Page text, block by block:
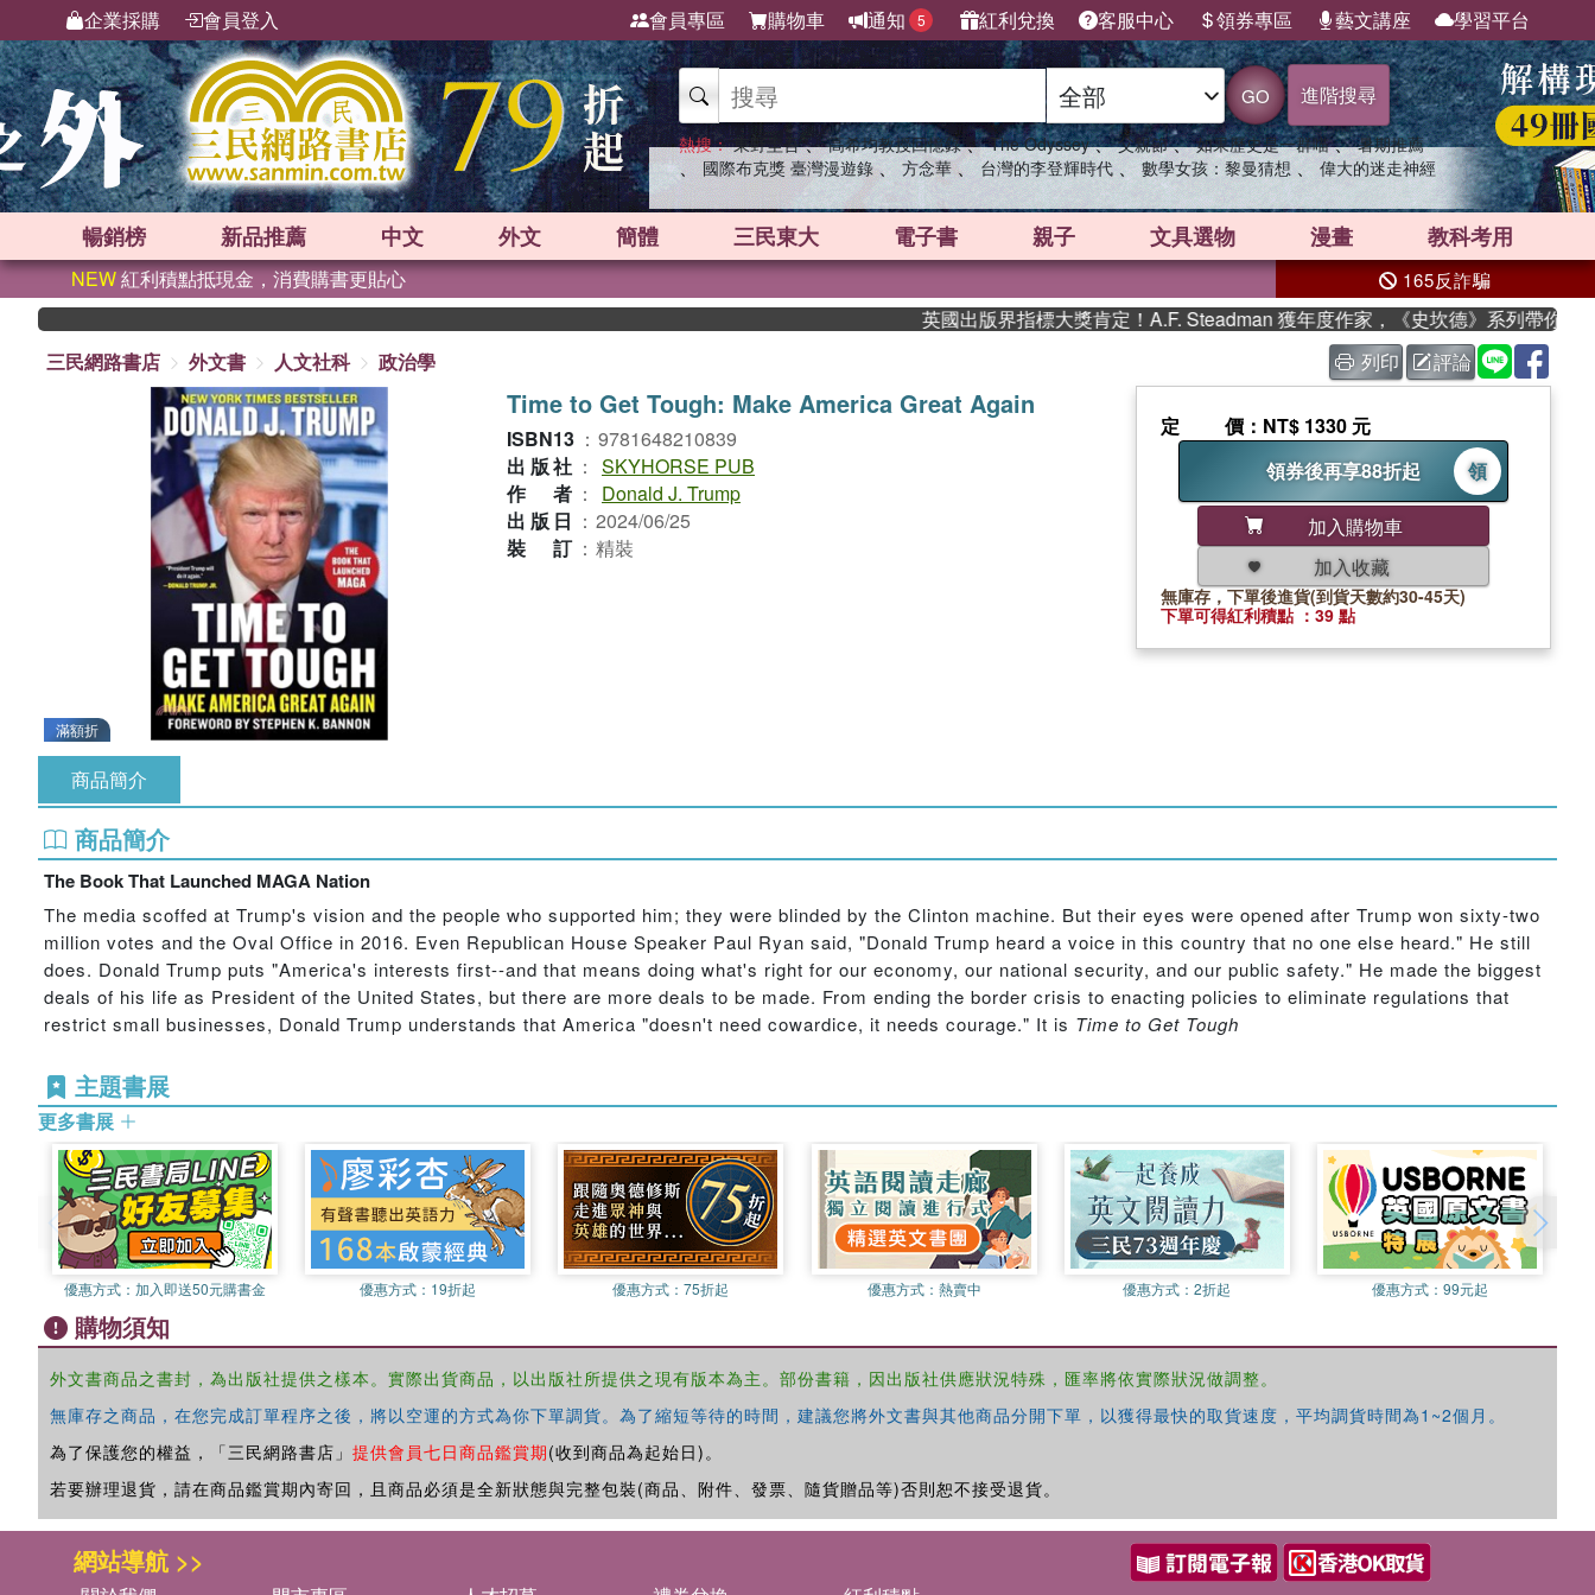
企業採購 會員登入 會員專區 購物車 通知 5 紅利兌換 客服中心 領券專區 藝文講座 學習平台
GO 進階搜尋
熱搜： 東野圭吾 、 高希均教授回憶錄 、 The Odyssey 、 父親節 、 如果歷史是一群喵 、 暑期推薦
、 國際布克獎 臺灣漫遊錄 、 方念華 、 台灣的李登輝時代 、 數學女孩：黎曼猜想 、 偉大的迷走神經
暢銷榜 新品推薦 中文 外文 簡體 三民東大 電子書 親子 文具選物 漫畫 教科考用
NEW紅利積點抵現金，消費購書更貼心 165反詐騙
英國出版界指標大獎肯定！A.F. Steadman 獲年度作家，《史坎德》系列帶你踏上熱
三民網路書店
外文書 人文社科 政治學 列印 評論
滿額折
Time to Get Tough: Make America Great Again
ISBN13 ： 9781648210839
出版社 ： SKYHORSE PUB
作者 ：
Donald J. Trump
出版日 ： 2024/06/25
裝訂 ： 精裝
定價 ：NT$ 1330 元
領券後再享88折起
領
加入購物車
加入收藏
無庫存，下單後進貨(到貨天數約30-45天)
下單可得紅利積點 ：39 點
商品簡介
商品簡介
The Book That Launched MAGA Nation
The media scoffed at Trump's vision and the people who supported him; they were blinded by the Clinton machine. But their eyes were opened after Trump won sixty-two
million votes and the Oval Office in 2016. Even Republican House Speaker Paul Ryan said, "Donald Trump heard a voice in this country that no one else heard." He still
does. Donald Trump puts "America's interests first--and that means doing what's right for our economy, our national security, and our public safety." He made the biggest
deals of his life as President of the United States, but there are more deals to be made. From ending the border crisis to enacting policies to eliminate regulations that
restrict small businesses, Donald Trump understands that America "doesn't need cowardice, it needs courage." It is Time to Get Tough
主題書展
更多書展
優惠方式： 加入即送50元購書金 優惠方式： 19折起 優惠方式：75折起 優惠方式： 熱賣中 優惠方式：2折起 優惠方式：99元起
購物須知
外文書商品之書封，為出版社提供之樣本。實際出貨商品，以出版社所提供之現有版本為主。部份書籍，因出版社供應狀況特殊，匯率將依實際狀況做調整。
無庫存之商品，在您完成訂單程序之後，將以空運的方式為你下單調貨。為了縮短等待的時間，建議您將外文書與其他商品分開下單，以獲得最快的取貨速度，平均調貨時間為1~2個月。
為了保護您的權益，「三民網路書店」 提供會員七日商品鑑賞期(收到商品為起始日)。
若要辦理退貨，請在商品鑑賞期內寄回，且商品必須是全新狀態與完整包裝(商品、附件、發票、隨貨贈品等)否則恕不接受退貨。
網站導航 >>